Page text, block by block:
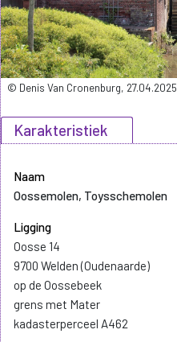
Karakteristiek
Naam
Oossemolen, Toysschemolen
Ligging
Oosse 14
9700 Welden (Oudenaarde)
op de Oossebeek
grens met Mater
kadasterperceel A462
© Denis Van Cronenburg, 27.04.2025